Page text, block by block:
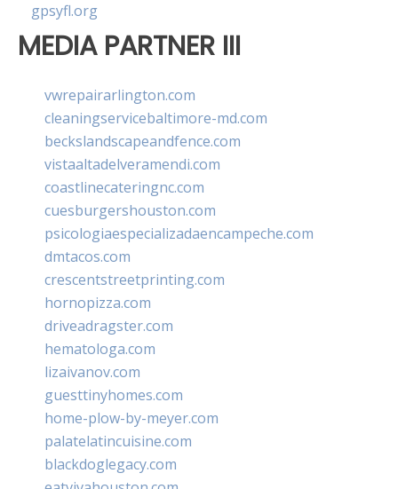
gpsyfl.org
MEDIA PARTNER III
vwrepairarlington.com
cleaningservicebaltimore-md.com
beckslandscapeandfence.com
vistaaltadelveramendi.com
coastlinecateringnc.com
cuesburgershouston.com
psicologiaespecializadaencampeche.com
dmtacos.com
crescentstreetprinting.com
hornopizza.com
driveadragster.com
hematologa.com
lizaivanov.com
guesttinyhomes.com
home-plow-by-meyer.com
palatelatincuisine.com
blackdoglegacy.com